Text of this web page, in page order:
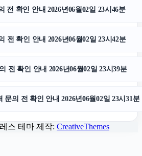
전 확인 안내 2026년06월02일 23시46분
전 확인 안내 2026년06월02일 23시42분
전 확인 안내 2026년06월02일 23시39분
문의 전 확인 안내 2026년06월02일 23시31분
스 테마 제작: CreativeThemes